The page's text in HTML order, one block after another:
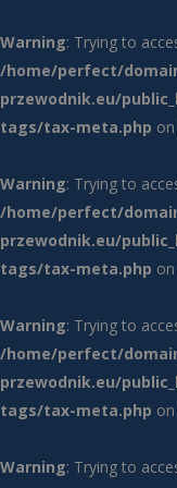
Warning: Trying to
/home/perfect/
przewodnik.eu/
tags/tax-meta.php
Warning: Trying to
/home/perfect/
przewodnik.eu/
tags/tax-meta.php
Warning: Trying to
/home/perfect/
przewodnik.eu/
tags/tax-meta.php
Warning: Trying to